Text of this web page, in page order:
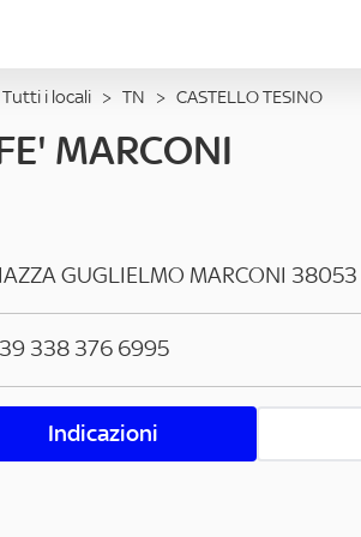
Tutti i locali > TN > CASTELLO TESINO
MARCONI
GUGLIELMO MARCONI 38053
338 376 6995
Indicazioni